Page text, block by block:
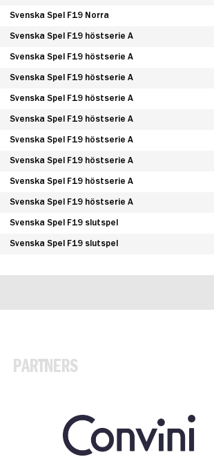
Svenska Spel F19 Norra
Svenska Spel F19 höstserie A
Svenska Spel F19 höstserie A
Svenska Spel F19 höstserie A
Svenska Spel F19 höstserie A
Svenska Spel F19 höstserie A
Svenska Spel F19 höstserie A
Svenska Spel F19 höstserie A
Svenska Spel F19 höstserie A
Svenska Spel F19 höstserie A
Svenska Spel F19 slutspel
Svenska Spel F19 slutspel
PARTNERS